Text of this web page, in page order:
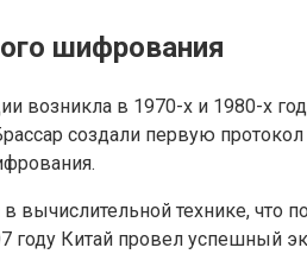
шифрования
возникла в 1970-х и 1980-х
создали первую
вычислительной технике,
году Китай провел успешный